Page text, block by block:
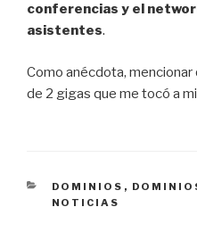
conferencias y el
asistentes.
Como anécdota, mencionar
de 2 gigas que me tocó a mi
CATEGORÍAS
DOMINIOS ,
NOTICIAS